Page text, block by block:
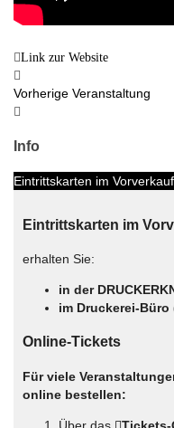
Link zur Website
Vorherige Veranstaltung
Info
Eintrittskarten im Vorverkauf
Eintrittskarten im
erhalten Sie:
in der
im Druckerei-Büro
Online-Tickets
Für viele
online bestellen:
Über das